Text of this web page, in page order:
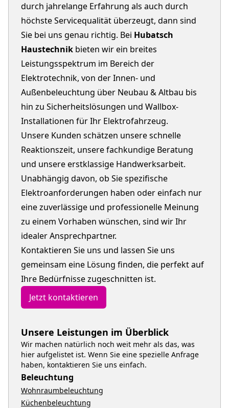
durch jahrelange Erfahrung als auch durch
höchste Servicequalität überzeugt, dann sind
Sie bei uns genau richtig. Bei Hubatsch
Haustechnik bieten wir ein breites
Leistungsspektrum im Bereich der
Elektrotechnik, von der Innen- und
Außenbeleuchtung über Neubau & Altbau bis
hin zu Sicherheitslösungen und Wallbox-
Installationen für Ihr Elektrofahrzeug.
Unsere Kunden schätzen unsere schnelle
Reaktionszeit, unsere fachkundige Beratung
und unsere erstklassige Handwerksarbeit.
Unabhängig davon, ob Sie spezifische
Elektroanforderungen haben oder einfach nur
eine zuverlässige und professionelle Meinung
zu einem Vorhaben wünschen, sind wir Ihr
idealer Ansprechpartner.
Kontaktieren Sie uns und lassen Sie uns
gemeinsam eine Lösung finden, die perfekt auf
Ihre Bedürfnisse zugeschnitten ist.
Jetzt kontaktieren
Unsere Leistungen im Überblick
Wir machen natürlich noch weit mehr als das, was
hier aufgelistet ist. Wenn Sie eine spezielle Anfrage
haben, kontaktieren Sie uns einfach.
Beleuchtung
Wohnraumbeleuchtung
Küchenbeleuchtung